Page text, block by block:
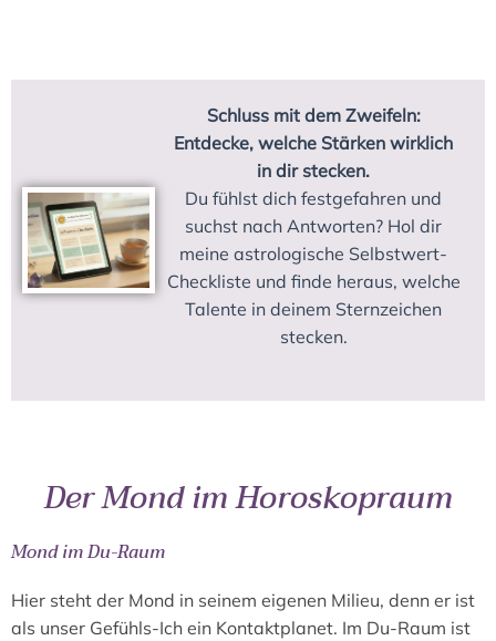
Schluss mit dem Zweifeln:
Entdecke, welche Stärken wirklich
in dir stecken.
Du fühlst dich festgefahren und
suchst nach Antworten? Hol dir
meine astrologische Selbstwert-
Checkliste und finde heraus, welche
Talente in deinem Sternzeichen
stecken.
Der Mond im Horoskopraum
Mond im Du-Raum
Hier steht der Mond in seinem eigenen Milieu, denn er ist
als unser Gefühls-Ich ein Kontaktplanet. Im Du-Raum ist